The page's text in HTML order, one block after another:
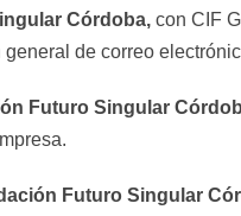
Córdoba, con CIF
de correo
Futuro Singular
Futuro Singular